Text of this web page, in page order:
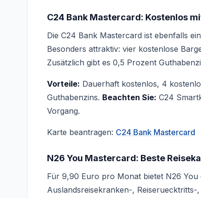
C24 Bank Mastercard: Kostenlos
Die C24 Bank Mastercard ist ebenfalls
Besonders attraktiv: vier kostenlose
Zusätzlich gibt es 0,5 Prozent
Vorteile: Dauerhaft kostenlos, 4
Guthabenzins. Beachten Sie: C24
Vorgang.
Karte beantragen: C24 Bank Mastercard
N26 You Mastercard: Beste
Für 9,90 Euro pro Monat bietet N26 You
Auslandsreisekranken-,